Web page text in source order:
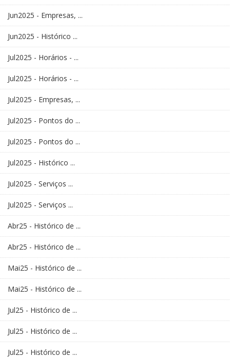
Jun2025 - Empresas, ...
Jun2025 - Histórico ...
Jul2025 - Horários - ...
Jul2025 - Horários - ...
Jul2025 - Empresas, ...
Jul2025 - Pontos do ...
Jul2025 - Pontos do ...
Jul2025 - Histórico ...
Jul2025 - Serviços ...
Jul2025 - Serviços ...
Abr25 - Histórico de ...
Abr25 - Histórico de ...
Mai25 - Histórico de ...
Mai25 - Histórico de ...
Jul25 - Histórico de ...
Jul25 - Histórico de ...
Jul25 - Histórico de ...